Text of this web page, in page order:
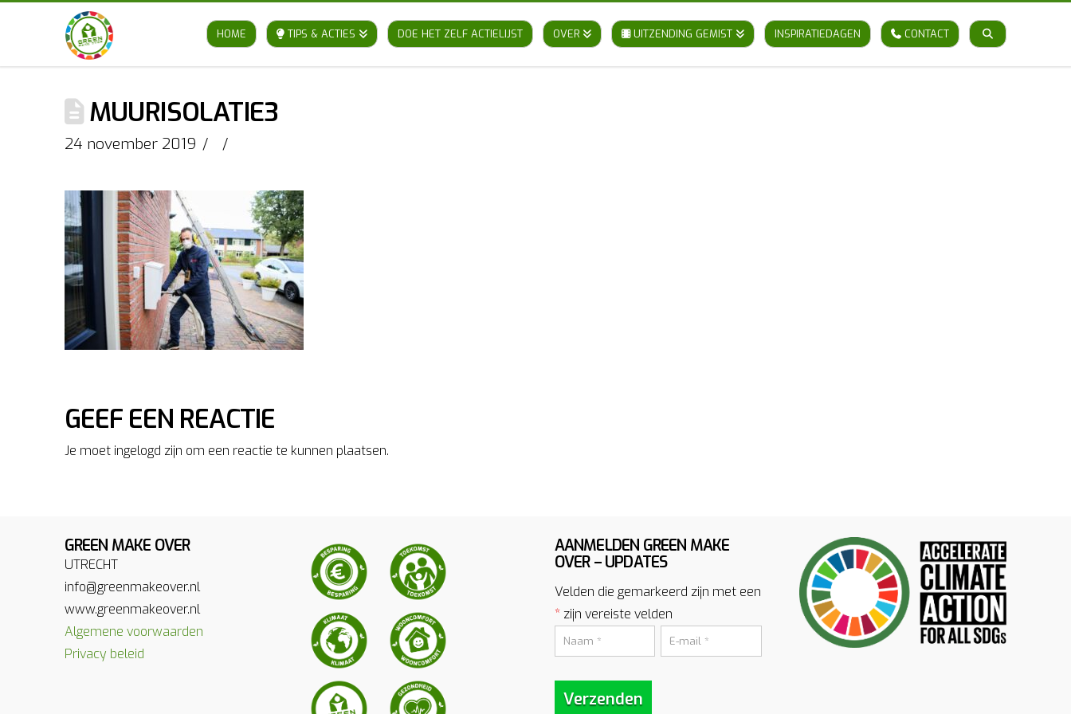
HOME TIPS & ACTIES DOE HET ZELF ACTIELIJST OVER UITZENDING GEMIST INSPIRATIEDAGEN CONTACT
MUURISOLATIE3
24 november 2019
GEEF EEN REACTIE
Je moet ingelogd zijn om een reactie te kunnen plaatsen.
GREEN MAKE OVER
UTRECHT
info@greenmakeover.nl
www.greenmakeover.nl
Algemene voorwaarden
Privacy beleid
AANMELDEN GREEN MAKE
OVER – UPDATES
Velden die gemarkeerd zijn met een
*zijn vereiste velden